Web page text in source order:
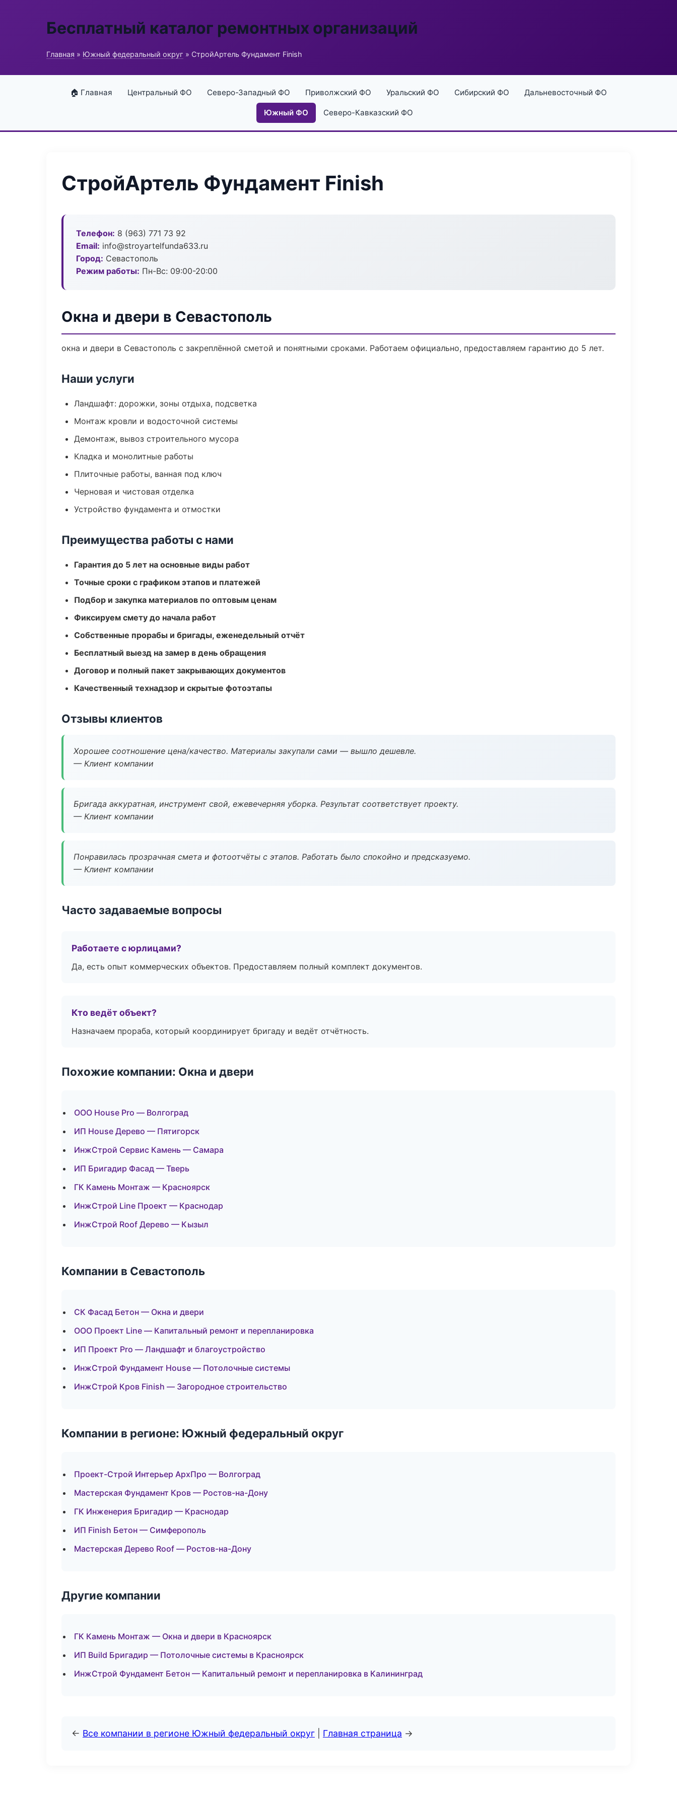
Бесплатный каталог ремонтных организаций
Главная » Южный федеральный округ » СтройАртель Фундамент Finish
🏠 Главная Центральный ФО Северо-Западный ФО Приволжский ФО Уральский ФО Сибирский ФО Дальневосточный ФО
Южный ФО Северо-Кавказский ФО
СтройАртель Фундамент Finish
Телефон: 8 (963) 771 73 92
Email: info@stroyartelfunda633.ru
Город: Севастополь
Режим работы: Пн-Вс: 09:00-20:00
Окна и двери в Севастополь
окна и двери в Севастополь с закреплённой сметой и понятными сроками. Работаем официально, предоставляем гарантию до 5 лет.
Наши услуги
Ландшафт: дорожки, зоны отдыха, подсветка
Монтаж кровли и водосточной системы
Демонтаж, вывоз строительного мусора
Кладка и монолитные работы
Плиточные работы, ванная под ключ
Черновая и чистовая отделка
Устройство фундамента и отмостки
Преимущества работы с нами
Гарантия до 5 лет на основные виды работ
Точные сроки с графиком этапов и платежей
Подбор и закупка материалов по оптовым ценам
Фиксируем смету до начала работ
Собственные прорабы и бригады, еженедельный отчёт
Бесплатный выезд на замер в день обращения
Договор и полный пакет закрывающих документов
Качественный технадзор и скрытые фотоэтапы
Отзывы клиентов
Хорошее соотношение цена/качество. Материалы закупали сами — вышло дешевле.
— Клиент компании
Бригада аккуратная, инструмент свой, ежевечерняя уборка. Результат соответствует проекту.
— Клиент компании
Понравилась прозрачная смета и фотоотчёты с этапов. Работать было спокойно и предсказуемо.
— Клиент компании
Часто задаваемые вопросы
Работаете с юрлицами?
Да, есть опыт коммерческих объектов. Предоставляем полный комплект документов.
Кто ведёт объект?
Назначаем прораба, который координирует бригаду и ведёт отчётность.
Похожие компании: Окна и двери
ООО House Pro — Волгоград
ИП House Дерево — Пятигорск
ИнжСтрой Сервис Камень — Самара
ИП Бригадир Фасад — Тверь
ГК Камень Монтаж — Красноярск
ИнжСтрой Line Проект — Краснодар
ИнжСтрой Roof Дерево — Кызыл
Компании в Севастополь
СК Фасад Бетон — Окна и двери
ООО Проект Line — Капитальный ремонт и перепланировка
ИП Проект Pro — Ландшафт и благоустройство
ИнжСтрой Фундамент House — Потолочные системы
ИнжСтрой Кров Finish — Загородное строительство
Компании в регионе: Южный федеральный округ
Проект-Строй Интерьер АрхПро — Волгоград
Мастерская Фундамент Кров — Ростов-на-Дону
ГК Инженерия Бригадир — Краснодар
ИП Finish Бетон — Симферополь
Мастерская Дерево Roof — Ростов-на-Дону
Другие компании
ГК Камень Монтаж — Окна и двери в Красноярск
ИП Build Бригадир — Потолочные системы в Красноярск
ИнжСтрой Фундамент Бетон — Капитальный ремонт и перепланировка в Калининград
← Все компании в регионе Южный федеральный округ Главная страница →